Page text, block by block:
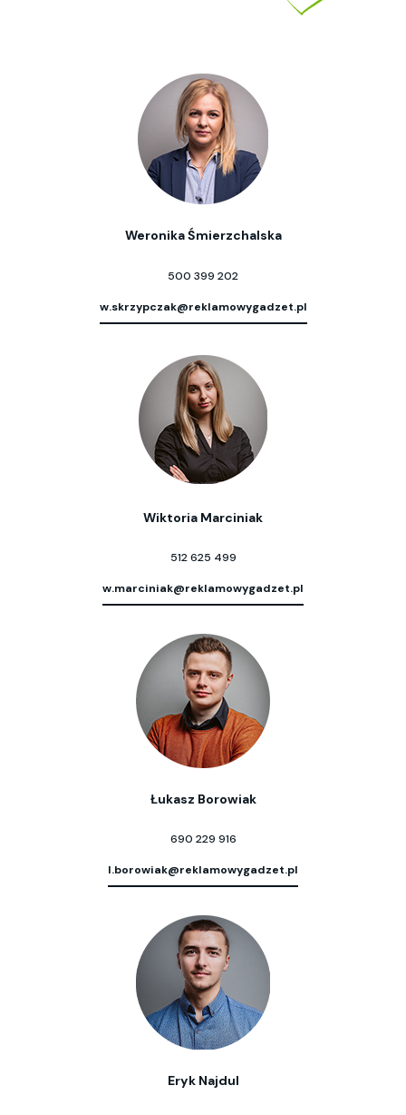
Weronika Śmierzchalska
500 399 202
w.skrzypczak@reklamowygadzet.pl
Wiktoria Marciniak
512 625 499
w.marciniak@reklamowygadzet.pl
Łukasz Borowiak
690 229 916
l.borowiak@reklamowygadzet.pl
Eryk Najdul